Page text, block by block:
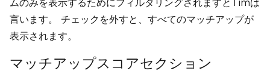
ムのみを表示するためにフィルタリングされますとTimは
言います。 チェックを外すと、すべてのマッチアップが
表示されます。
マッチアップスコアセクション